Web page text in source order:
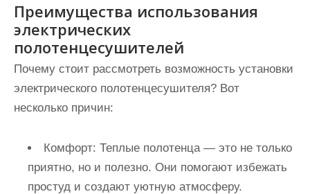
Преимущества использования
электрических
полотенцесушителей
Почему стоит рассмотреть возможность установки
электрического полотенцесушителя? Вот
несколько причин:
Комфорт: Теплые полотенца — это не только
приятно, но и полезно. Они помогают избежать
простуд и создают уютную атмосферу.